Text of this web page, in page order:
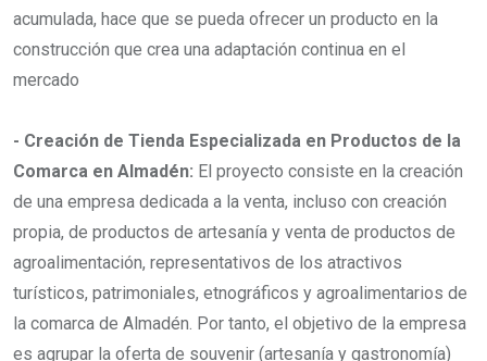
acumulada, hace que se pueda ofrecer un producto en la
construcción que crea una adaptación continua en el
mercado
- Creación de Tienda Especializada en Productos de la
Comarca en Almadén: El proyecto consiste en la creación
de una empresa dedicada a la venta, incluso con creación
propia, de productos de artesanía y venta de productos de
agroalimentación, representativos de los atractivos
turísticos, patrimoniales, etnográficos y agroalimentarios de
la comarca de Almadén. Por tanto, el objetivo de la empresa
es agrupar la oferta de souvenir (artesanía y gastronomía)